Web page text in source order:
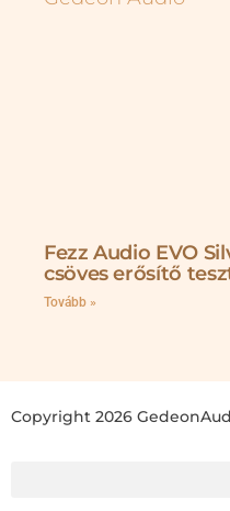
Fezz Audio EVO
csöves erősítő
Tovább »
Copyright 2026